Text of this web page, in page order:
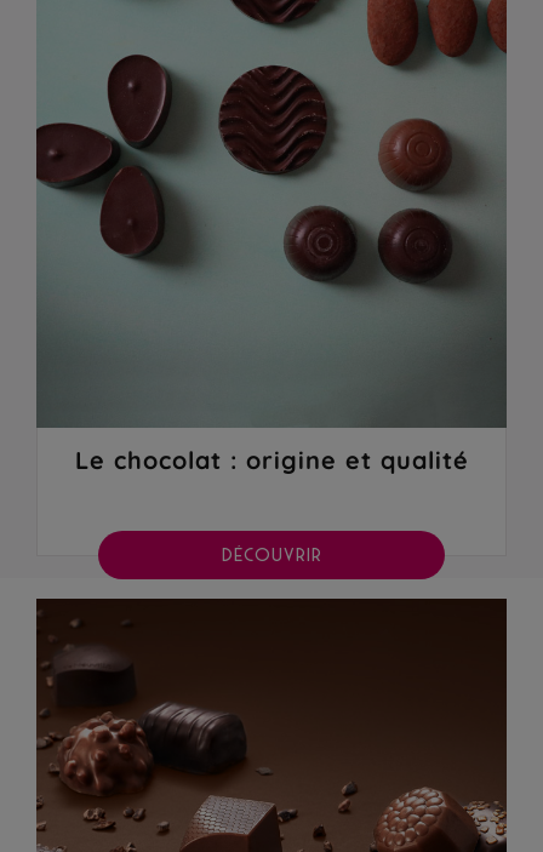
Le chocolat : origine et qualité
DÉCOUVRIR